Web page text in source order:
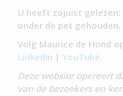
U heeft zojuist gelezen:
onder de pet gehouden.
Volg Maurice de Hond
LinkedIn | YouTube.
Deze website opereert
van de bezoekers en